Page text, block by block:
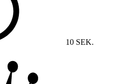
10 SEK.